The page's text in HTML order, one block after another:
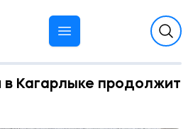
Кагарлыке продолжит